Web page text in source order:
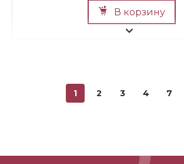
В корзину
1 2 3 4 7